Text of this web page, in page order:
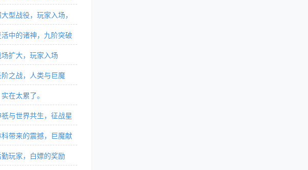
型战役，玩家入场，
中的诸神，九阶突破
扩大，玩家入场
之战，人类与巨魔
在太累了。
与世界共生，征战星
带来的震撼，巨魔献
玩家，白嫖的奖励